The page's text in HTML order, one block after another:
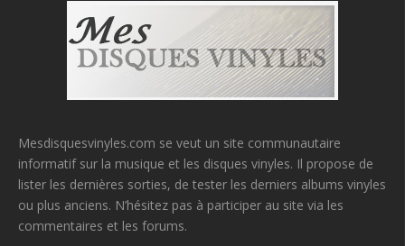
Mesdisquesvinyles.com se veut un site communautaire
informatif sur la musique et les disques vinyles. Il propose de
lister les dernières sorties, de tester les derniers albums vinyles
ou plus anciens. N’hésitez pas à participer au site via les
commentaires et les forums.